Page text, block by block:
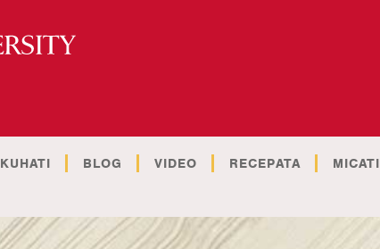
KUHATI BLOG VIDEO RECEPATA MICATI